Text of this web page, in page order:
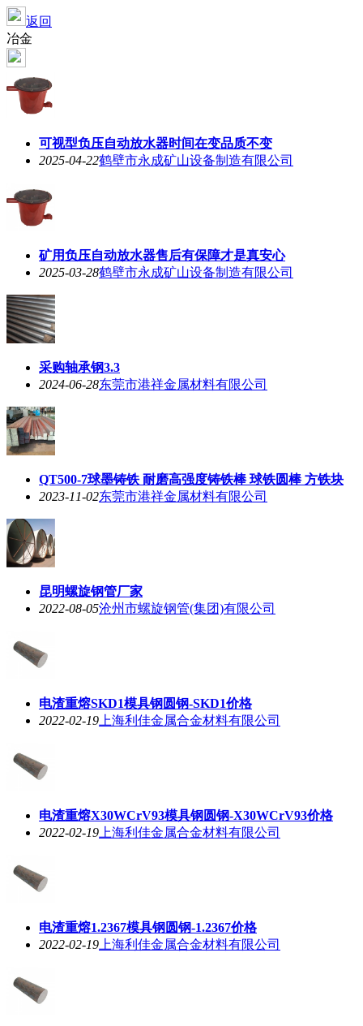
返回
冶金
可视型负压自动放水器时间在变品质不变
2025-04-22鹤壁市永成矿山设备制造有限公司
矿用负压自动放水器售后有保障才是真安心
2025-03-28鹤壁市永成矿山设备制造有限公司
采购轴承钢3.3
2024-06-28东莞市港祥金属材料有限公司
QT500-7球墨铸铁 耐磨高强度铸铁棒 球铁圆棒 方铁块
2023-11-02东莞市港祥金属材料有限公司
昆明螺旋钢管厂家
2022-08-05沧州市螺旋钢管(集团)有限公司
电渣重熔SKD1模具钢圆钢-SKD1价格
2022-02-19 上海利佳金属合金材料有限公司
电渣重熔X30WCrV93模具钢圆钢-X30WCrV93价格
2022-02-19 上海利佳金属合金材料有限公司
电渣重熔1.2367模具钢圆钢-1.2367价格
2022-02-19 上海利佳金属合金材料有限公司